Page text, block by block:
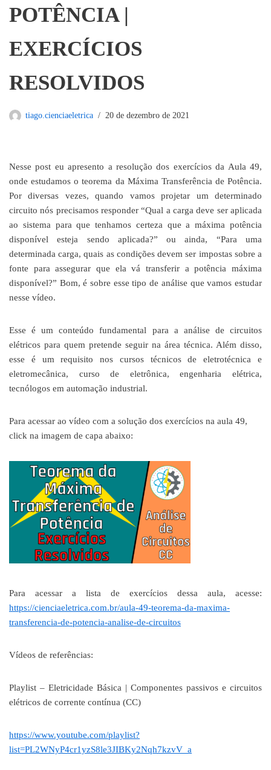
POTÊNCIA |
EXERCÍCIOS
RESOLVIDOS
tiago.cienciaeletrica 20 de dezembro de 2021
Nesse post eu apresento a resolução dos exercícios da Aula 49,
onde estudamos o teorema da Máxima Transferência de Potência.
Por diversas vezes, quando vamos projetar um determinado
circuito nós precisamos responder “Qual a carga deve ser aplicada
ao sistema para que tenhamos certeza que a máxima potência
disponível esteja sendo aplicada?” ou ainda, “Para uma
determinada carga, quais as condições devem ser impostas sobre a
fonte para assegurar que ela vá transferir a potência máxima
disponível?” Bom, é sobre esse tipo de análise que vamos estudar
nesse vídeo.
Esse é um conteúdo fundamental para a análise de circuitos
elétricos para quem pretende seguir na área técnica. Além disso,
esse é um requisito nos cursos técnicos de eletrotécnica e
eletromecânica, curso de eletrônica, engenharia elétrica,
tecnólogos em automação industrial.
Para acessar ao vídeo com a solução dos exercícios na aula 49,
click na imagem de capa abaixo:
Para acessar a lista de exercícios dessa aula, acesse:
https://cienciaeletrica.com.br/aula-49-teorema-da-maxima-
transferencia-de-potencia-analise-de-circuitos
Vídeos de referências:
Playlist – Eletricidade Básica | Componentes passivos e circuitos
elétricos de corrente contínua (CC)
https://www.youtube.com/playlist?
list=PL2WNyP4cr1yzS8le3JIBKy2Nqh7kzvV_a